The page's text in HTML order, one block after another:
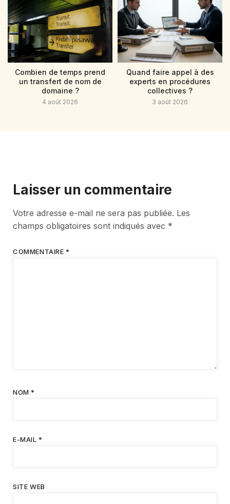
Combien de temps prend
un transfert de nom de
domaine ?
4 août 2026
Quand faire appel à des
experts en procédures
collectives ?
3 août 2026
Laisser un commentaire
Votre adresse e-mail ne sera pas publiée. Les
champs obligatoires sont indiqués avec *
COMMENTAIRE*
NOM*
E-MAIL*
SITE WEB